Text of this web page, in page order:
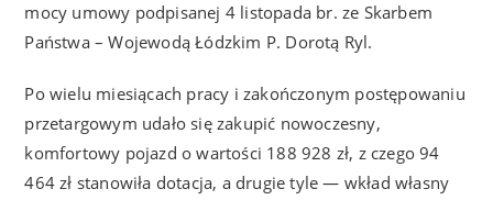
mocy umowy podpisanej 4 listopada br. ze Skarbem
Państwa – Wojewodą Łódzkim P. Dorotą Ryl.
Po wielu miesiącach pracy i zakończonym postępowaniu
przetargowym udało się zakupić nowoczesny,
komfortowy pojazd o wartości 188 928 zł, z czego 94
464 zł stanowiła dotacja, a drugie tyle — wkład własny